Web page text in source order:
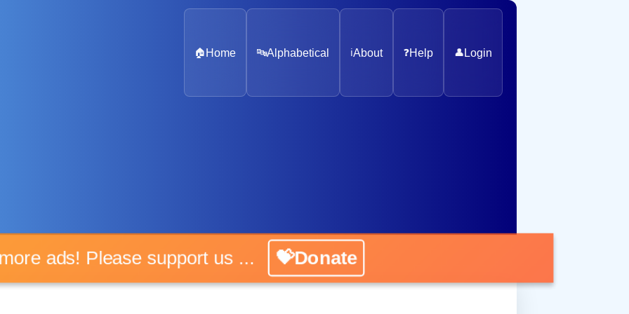
🏠 Home 🔤Alphabetical ℹ️About ❓Help 👤 Login
more ads! Please support us ... 💝Donate